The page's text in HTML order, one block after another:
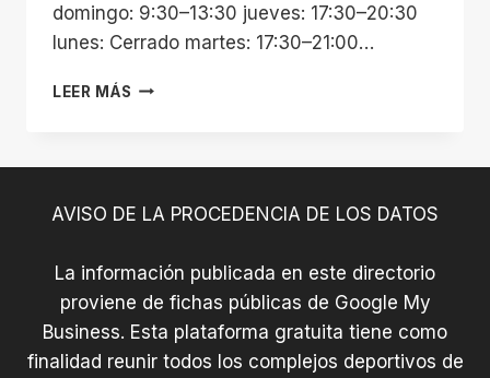
domingo: 9:30–13:30 jueves: 17:30–20:30
lunes: Cerrado martes: 17:30–21:00…
LEER MÁS CLUB
AVISO DE LA PROCEDENCIA DE LOS DATOS
La información publicada en este directorio
proviene de fichas públicas de Google My
Business. Esta plataforma gratuita tiene como
finalidad reunir todos los complejos deportivos de